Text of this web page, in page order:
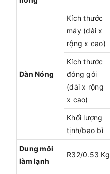
Dàn Nóng
Kích thước
máy (dài x
rộng x cao)
Kích thước
đóng gói
(dài x rộng
x cao)
Khối lượng
tịnh/bao bì
Dung môi
làm lạnh
R32/0.53 Kg